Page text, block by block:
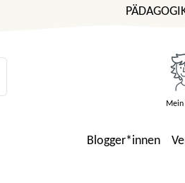
Blogger*innen